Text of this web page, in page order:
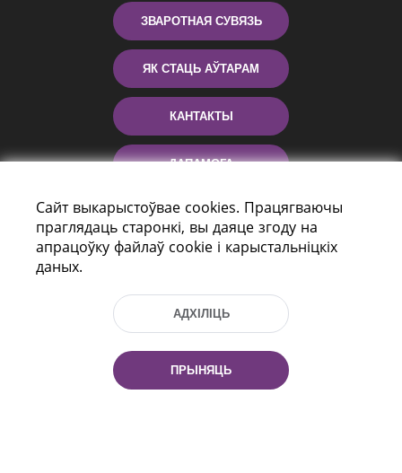
ЗВАРОТНАЯ СУВЯЗЬ
ЯК СТАЦЬ АЎТАРАМ
КАНТАКТЫ
ДАПАМОГА
праспект Незалежнасці 116
г. Мiнск, Рэспубліка Беларусь, 220114
Тэл.: (+375 17) 368 37 37, Факс: (+375 17)
Сайт выкарыстоўвае cookies. Працягваючы
праглядаць старонкі, вы даяце згоду на
апрацоўку файлаў cookie і карыстальніцкіх
даных.
АДХІЛІЦЬ
ПРЫНЯЦЬ